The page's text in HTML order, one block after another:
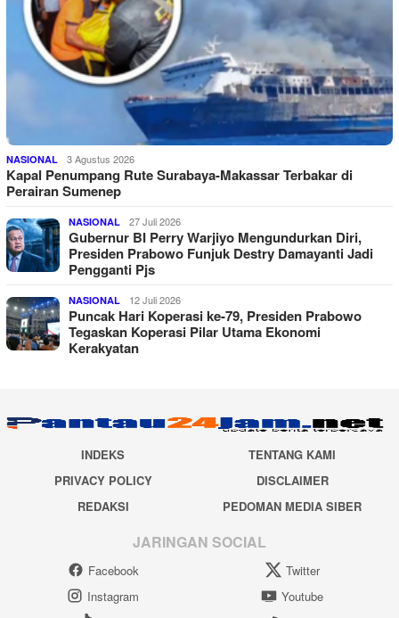
NASIONAL 3 Agustus 2026
Kapal Penumpang Rute Surabaya-Makassar Terbakar di
Perairan Sumenep
NASIONAL 27 Juli 2026
Gubernur BI Perry Warjiyo Mengundurkan Diri,
Presiden Prabowo Funjuk Destry Damayanti Jadi
Pengganti Pjs
NASIONAL 12 Juli 2026
Puncak Hari Koperasi ke-79, Presiden Prabowo
Tegaskan Koperasi Pilar Utama Ekonomi
Kerakyatan
INDEKS
TENTANG KAMI
PRIVACY POLICY
DISCLAIMER
REDAKSI
PEDOMAN MEDIA SIBER
JARINGAN SOCIAL
Facebook
Twitter
Instagram
Youtube